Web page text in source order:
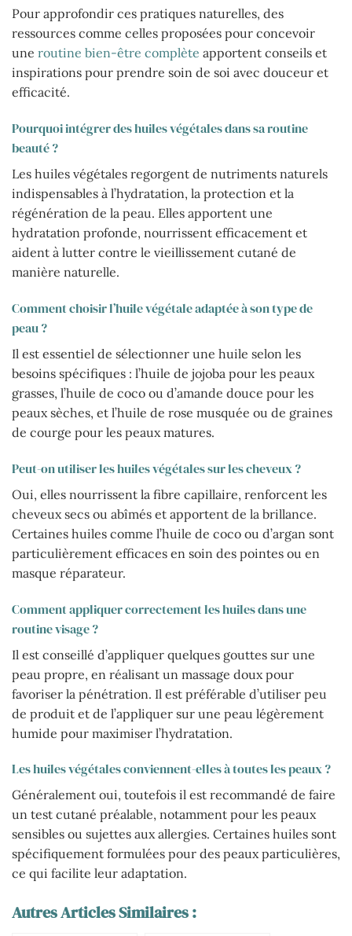
Pour approfondir ces pratiques naturelles, des
ressources comme celles proposées pour concevoir
une routine bien-être complète apportent conseils et
inspirations pour prendre soin de soi avec douceur et
efficacité.
Pourquoi intégrer des huiles végétales dans sa routine
beauté ?
Les huiles végétales regorgent de nutriments naturels
indispensables à l’hydratation, la protection et la
régénération de la peau. Elles apportent une
hydratation profonde, nourrissent efficacement et
aident à lutter contre le vieillissement cutané de
manière naturelle.
Comment choisir l’huile végétale adaptée à son type de
peau ?
Il est essentiel de sélectionner une huile selon les
besoins spécifiques : l’huile de jojoba pour les peaux
grasses, l’huile de coco ou d’amande douce pour les
peaux sèches, et l’huile de rose musquée ou de graines
de courge pour les peaux matures.
Peut-on utiliser les huiles végétales sur les cheveux ?
Oui, elles nourrissent la fibre capillaire, renforcent les
cheveux secs ou abîmés et apportent de la brillance.
Certaines huiles comme l’huile de coco ou d’argan sont
particulièrement efficaces en soin des pointes ou en
masque réparateur.
Comment appliquer correctement les huiles dans une
routine visage ?
Il est conseillé d’appliquer quelques gouttes sur une
peau propre, en réalisant un massage doux pour
favoriser la pénétration. Il est préférable d’utiliser peu
de produit et de l’appliquer sur une peau légèrement
humide pour maximiser l’hydratation.
Les huiles végétales conviennent-elles à toutes les peaux ?
Généralement oui, toutefois il est recommandé de faire
un test cutané préalable, notamment pour les peaux
sensibles ou sujettes aux allergies. Certaines huiles sont
spécifiquement formulées pour des peaux particulières,
ce qui facilite leur adaptation.
Autres Articles Similaires :